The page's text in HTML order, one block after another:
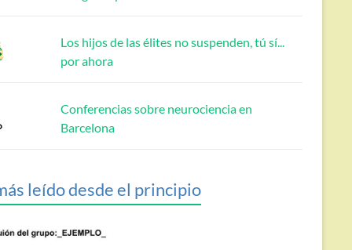
Los hijos de las élites no suspenden, tú sí...
por ahora
Conferencias sobre neurociencia en
Barcelona
leído desde el principio